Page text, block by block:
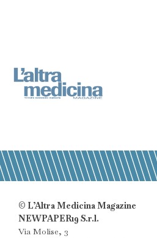
© L’Altra Medicina Magazine
NEWPAPER19 S.r.l.
Via Molise, 3